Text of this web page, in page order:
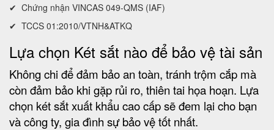
✔ Chứng nhận VINCAS 049-QMS (IAF)
✔ TCCS 01:2010/VTNH&ATKQ
Lựa chọn Két sắt nào để bảo vệ tài sản
Không chi để đảm bảo an toàn, tránh trộm cắp mà
còn đảm bảo khi gặp rủi ro, thiên tai họa hoạn. Lựa
chọn két sắt xuất khẩu cao cấp sẽ đem lại cho bạn
và công ty, gia đình sự bảo vệ tốt nhất.